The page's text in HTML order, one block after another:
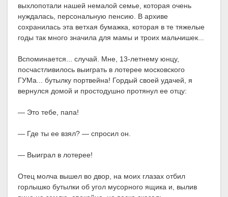
выхлопотали нашей немалой семье, которая очень
нуждалась, персональную пенсию. В архиве
сохранилась эта ветхая бумажка, которая в те тяжелые
годы так много значила для мамы и троих мальчишек...
Вспоминается... случай. Мне, 13-летнему юнцу,
посчастливилось выиграть в лотерее московского
ГУМа... бутылку портвейна! Гордый своей удачей, я
вернулся домой и простодушно протянул ее отцу:
— Это тебе, папа!
— Где ты ее взял? — спросил он.
— Выиграл в лотерее!
Отец молча вышел во двор, на моих глазах отбил
горлышко бутылки об угол мусорного ящика и, вылив